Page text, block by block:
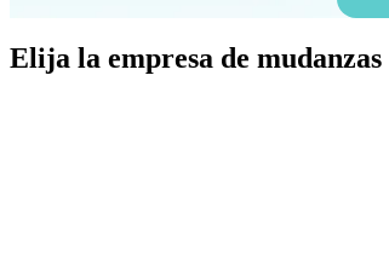
Elija la empresa de mudanzas